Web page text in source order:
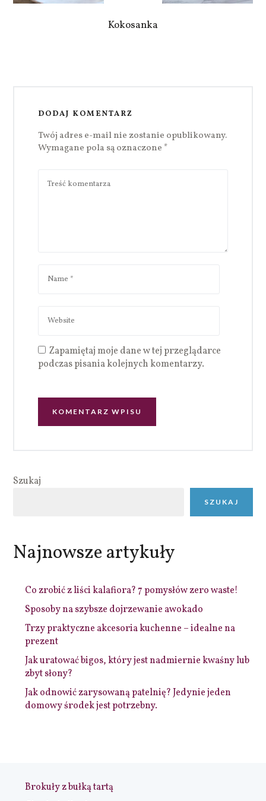
Kokosanka
DODAJ KOMENTARZ
Twój adres e-mail nie zostanie opublikowany.
Wymagane pola są oznaczone *
Zapamiętaj moje dane w tej przeglądarce
podczas pisania kolejnych komentarzy.
Szukaj
SZUKAJ
Najnowsze artykuły
Co zrobić z liści kalafiora? 7 pomysłów zero waste!
Sposoby na szybsze dojrzewanie awokado
Trzy praktyczne akcesoria kuchenne – idealne na
prezent
Jak uratować bigos, który jest nadmiernie kwaśny lub
zbyt słony?
Jak odnowić zarysowaną patelnię? Jedynie jeden
domowy środek jest potrzebny.
Brokuły z bułką tartą